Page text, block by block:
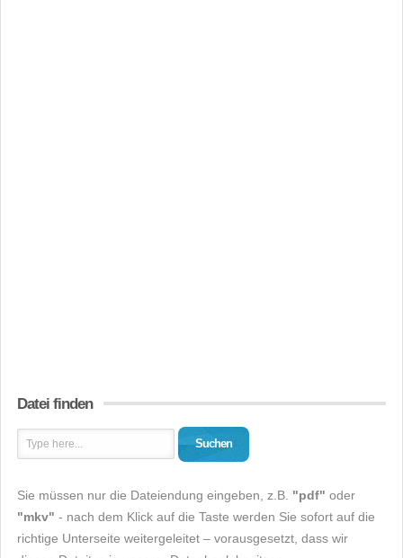
Datei finden
Suchen
Sie müssen nur die Dateiendung eingeben, z.B. "pdf" oder
"mkv" - nach dem Klick auf die Taste werden Sie sofort auf die
richtige Unterseite weitergeleitet – vorausgesetzt, dass wir